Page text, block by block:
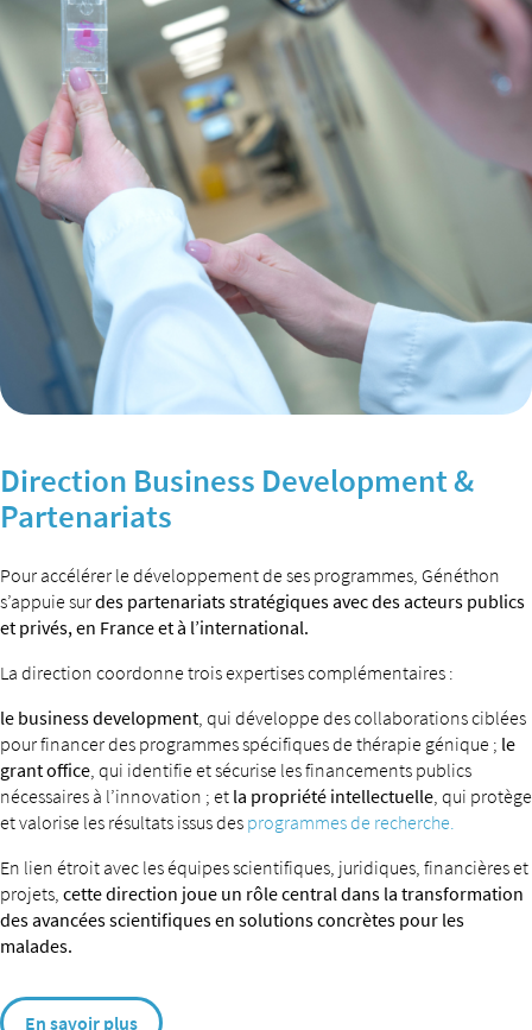
Direction Business Development &
Partenariats
Pour accélérer le développement de ses programmes, Généthon
s’appuie surdes partenariats stratégiques avec des acteurs publics
et privés, en France et à l’international.
La direction coordonne trois expertises complémentaires :
le business development, qui développe des collaborations ciblées
pour financer des programmes spécifiques de thérapie génique ; le
grant office, qui identifie et sécurise les financements publics
nécessaires à l’innovation ; et la propriété intellectuelle, qui protège
et valorise les résultats issus des programmes de recherche.
En lien étroit avec les équipes scientifiques, juridiques, financières et
projets, cette direction joue un rôle central dans la transformation
des avancées scientifiques en solutions concrètes pour les
malades.
En savoir plus